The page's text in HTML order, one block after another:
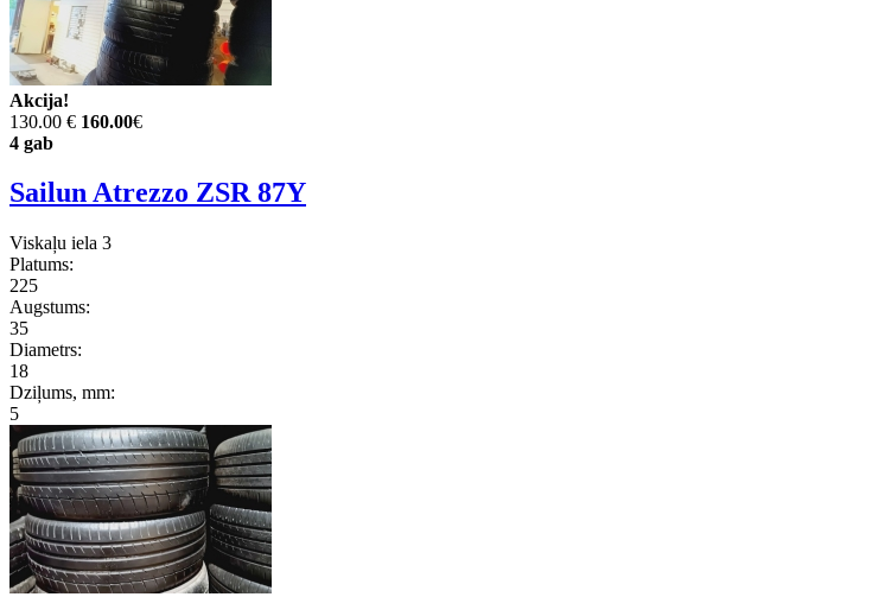
Akcija!
130.00 € 160.00€
4 gab
Sailun Atrezzo ZSR 87Y
Viskaļu iela 3
Platums:
225
Augstums:
35
Diametrs:
18
Dziļums, mm:
5